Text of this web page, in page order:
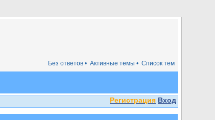
Список тем
Активные темы •
Без ответов •
Регистрация Вход